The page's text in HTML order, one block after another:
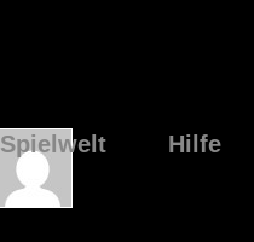
Spielwelt Hilfe